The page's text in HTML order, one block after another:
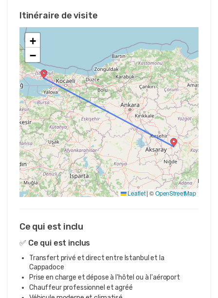
Itinéraire de visite
+
−
Leaflet |©OpenStreetMap
Ce qui est inclu
✅ Ce qui est inclus
Transfert privé et direct entre Istanbul et la
Cappadoce
Prise en charge et dépose à l'hôtel ou à l'aéroport
Chauffeur professionnel et agréé